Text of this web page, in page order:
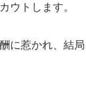
ウトします。
惹かれ、結